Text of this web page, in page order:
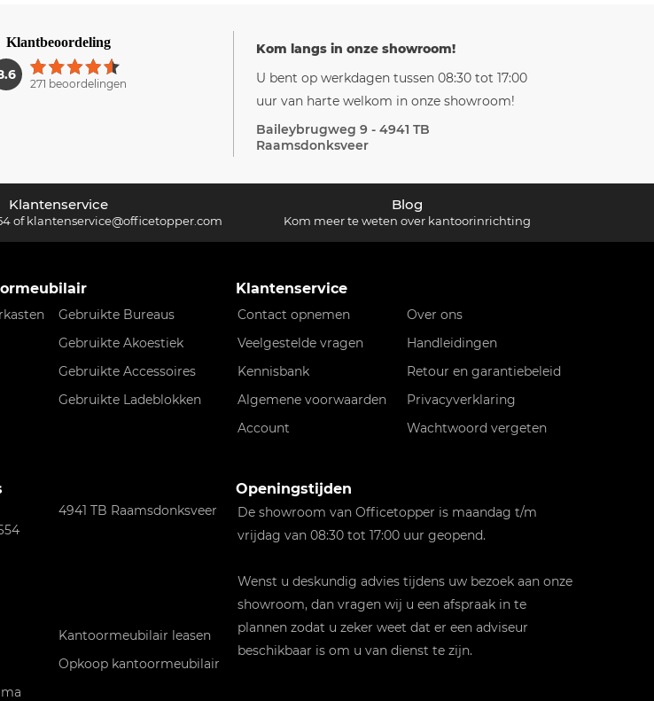
Klantbeoordeling
1
271 beoordelingen
Kom langs in onze showroom!
U bent op werkdagen tussen 08:30 tot 17:00
uur van harte welkom in onze showroom!
Baileybrugweg 9 - 4941 TB
Raamsdonksveer
Klantenservice
ofklantenservice@officetopper.com
Blog
Kom meer te weten over kantoorinrichting
Gebruikte Bureaus
Gebruikte Akoestiek
Gebruikte Accessoires
Gebruikte Ladeblokken
4941 TB Raamsdonksveer
Kantoormeubilair leasen
Opkoop kantoormeubilair
Klantenservice
Contact opnemen
Over ons
Veelgestelde vragen
Handleidingen
Kennisbank
Retour en garantiebeleid
Algemene voorwaarden
Privacyverklaring
Account
Wachtwoord vergeten
Openingstijden
De showroom van Officetopper is maandag t/m
vrijdag van 08:30 tot 17:00 uur geopend.
Wenst u deskundig advies tijdens uw bezoek aan onze
showroom, dan vragen wij u een afspraak in te
plannen zodat u zeker weet dat er een adviseur
beschikbaar is om u van dienst te zijn.